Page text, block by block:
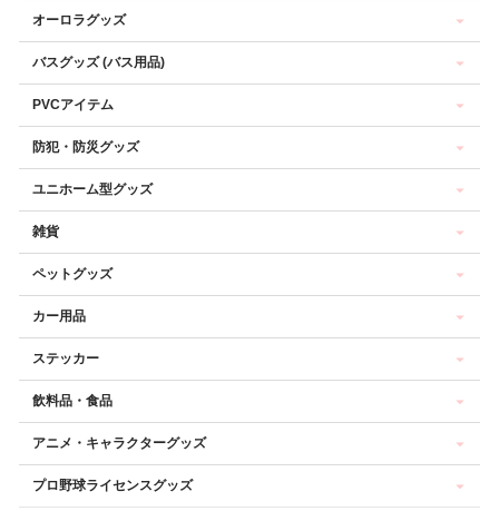
オーロラグッズ
バスグッズ (バス用品)
PVCアイテム
防犯・防災グッズ
ユニホーム型グッズ
雑貨
ペットグッズ
カー用品
ステッカー
飲料品・食品
アニメ・キャラクターグッズ
プロ野球ライセンスグッズ